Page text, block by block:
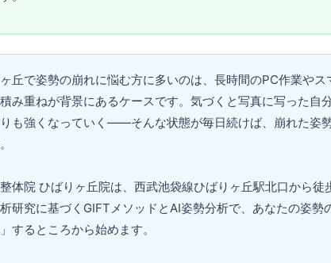
丘で姿勢の崩れに悩む方に多いのは、長時間のPC作業やス
み重ねが背景にあるケースです。気づくと写真に写った自
も強くなっていく——そんな状態が毎日続けば、崩れた姿
体院 ひばりヶ丘院は、西武池袋線ひばりヶ丘駅北口から徒
研究に基づくGIFTメソッドとAI姿勢分析で、あなたの姿勢
するところから始めます。